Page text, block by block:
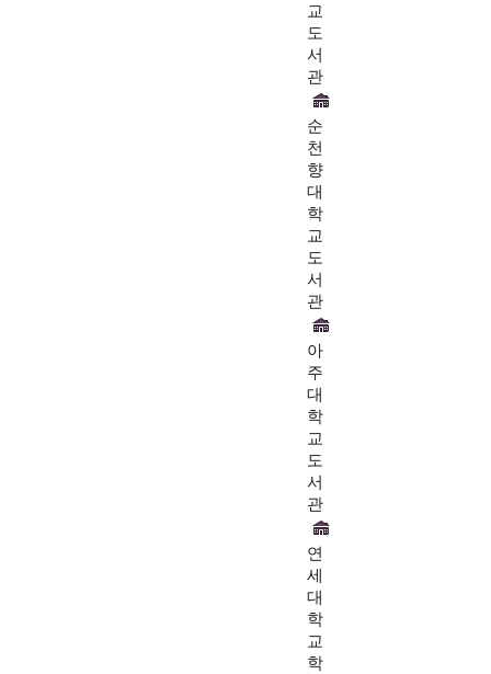
교
도
서
관
순
천
향
대
학
교
도
서
관
아
주
대
학
교
도
서
관
연
세
대
학
교
학